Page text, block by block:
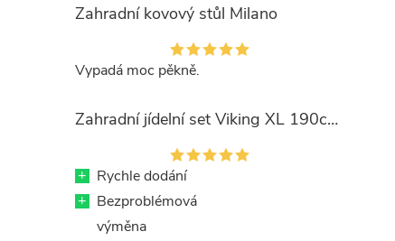
Zahradní kovový stůl Milano
Vypadá moc pěkně.
Zahradní jídelní set Viking XL 190cm + 8x kovová židle Ramada
+ Rychle dodání
+ Bezproblémová
výměna